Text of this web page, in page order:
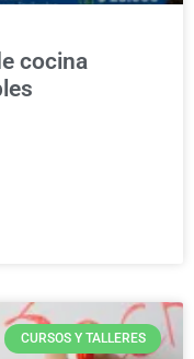
cocina
CURSOS Y TALLERES